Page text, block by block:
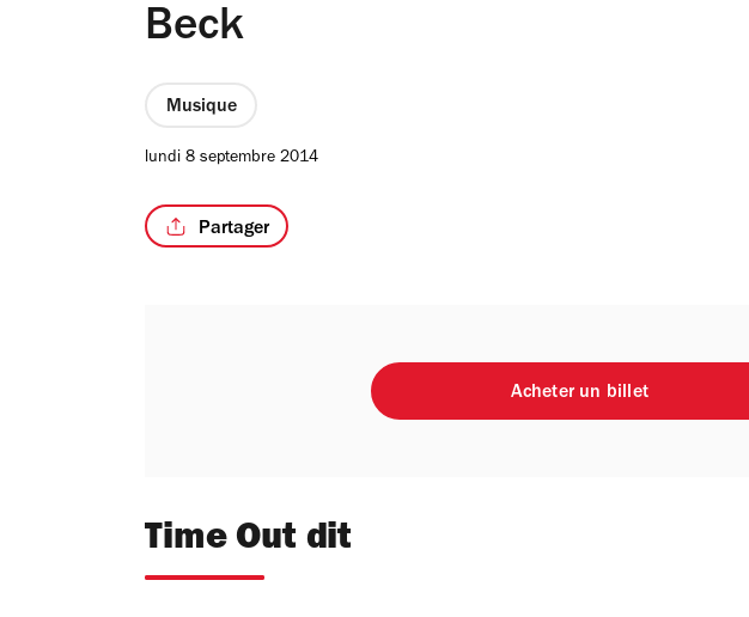
Beck
Musique
lundi 8 septembre 2014
Partager
Acheter un billet
Time Out dit